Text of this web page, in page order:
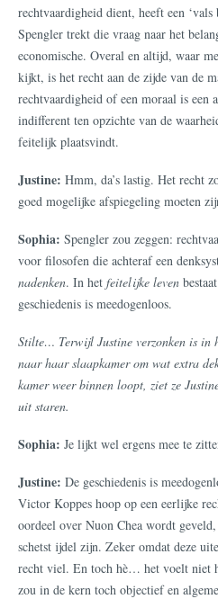
rechtvaardigheid dient, heeft een ‘vals
Spengler trekt die vraag naar het
economische. Overal en altijd, waar
kijkt, is het recht aan de zijde van de
rechtvaardigheid of een moraal is een
indifferent ten opzichte van de
feitelijk plaatsvindt.
Justine: Hmm, da’s lastig. Het recht
goed mogelijke afspiegeling moeten
Sophia: Spengler zou zeggen:
voor filosofen die achteraf een
nadenken. In het feitelijke leven
geschiedenis is meedogenloos.
Stilte… Terwijl Justine verzonken is in
naar haar slaapkamer om wat extra
kamer weer binnen loopt, ziet ze
uit staren.
Sophia: Je lijkt wel ergens mee te
Justine: De geschiedenis is
Victor Koppes hoop op een eerlijke
oordeel over Nuon Chea wordt
schetst ijdel zijn. Zeker omdat deze
recht viel. En toch hè… het voelt niet
zou in de kern toch objectief en